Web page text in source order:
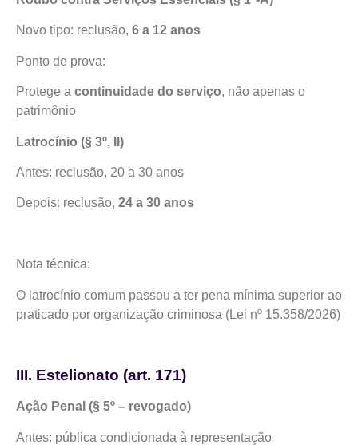
Novo tipo: reclusão, 6 a 12 anos
Ponto de prova:
Protege a continuidade do serviço, não apenas o
patrimônio
Latrocínio (§ 3º, II)
Antes: reclusão, 20 a 30 anos
Depois: reclusão, 24 a 30 anos
Nota técnica:
O latrocínio comum passou a ter pena mínima superior ao
praticado por organização criminosa (Lei nº 15.358/2026)
III. Estelionato (art. 171)
Ação Penal (§ 5º – revogado)
Antes: pública condicionada à representação